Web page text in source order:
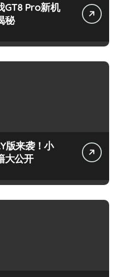
GT8 Pro新机
秘
版来袭！小
大公开